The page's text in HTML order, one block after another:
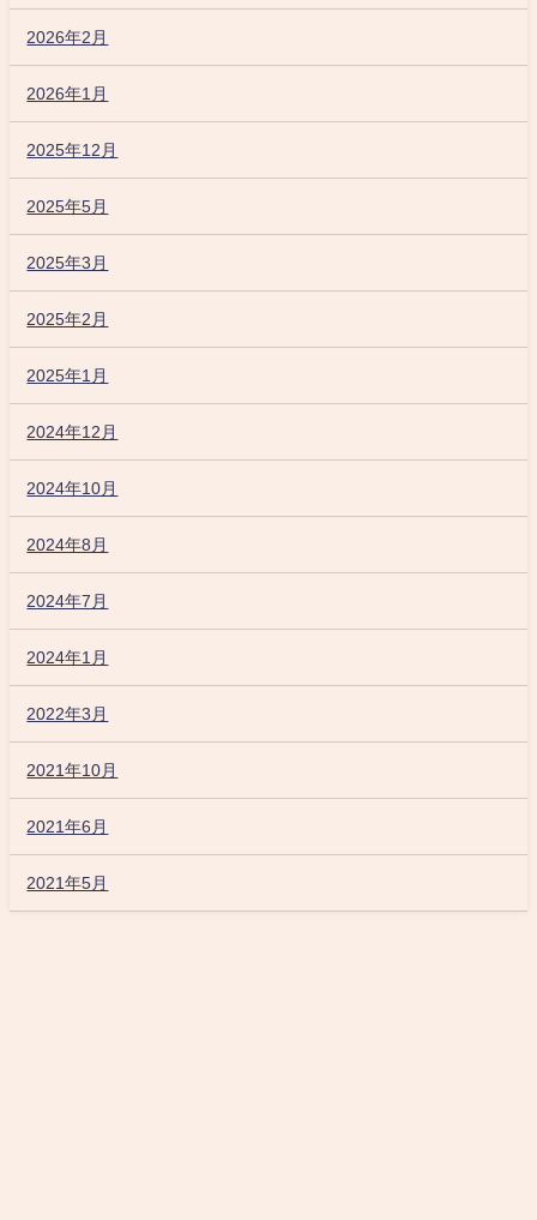
2026年2月
2026年1月
2025年12月
2025年5月
2025年3月
2025年2月
2025年1月
2024年12月
2024年10月
2024年8月
2024年7月
2024年1月
2022年3月
2021年10月
2021年6月
2021年5月